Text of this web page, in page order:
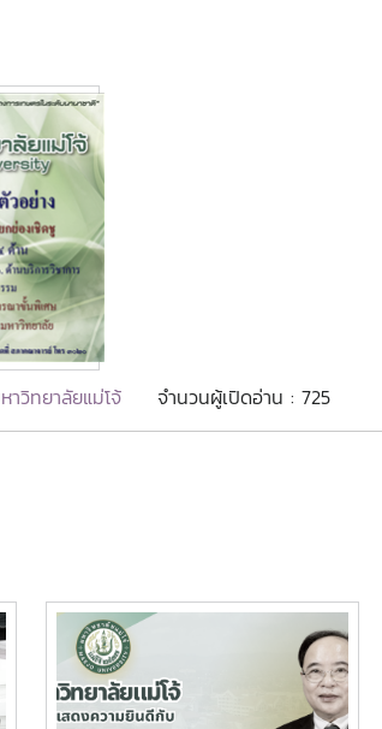
วิทยาลัยแม่โจ้ จำนวนผู้เปิดอ่าน : 725